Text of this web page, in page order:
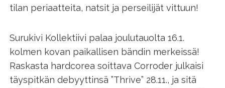
tilan periaatteita, natsit ja perseilijät vittuun!
Surukivi Kollektiivi palaa joulutauolta 16.1.
kolmen kovan paikallisen bändin merkeissä!
Raskasta hardcorea soittava Corroder julkaisi
täyspitkän debyyttinsä ”Thrive” 28.11., ja sitä